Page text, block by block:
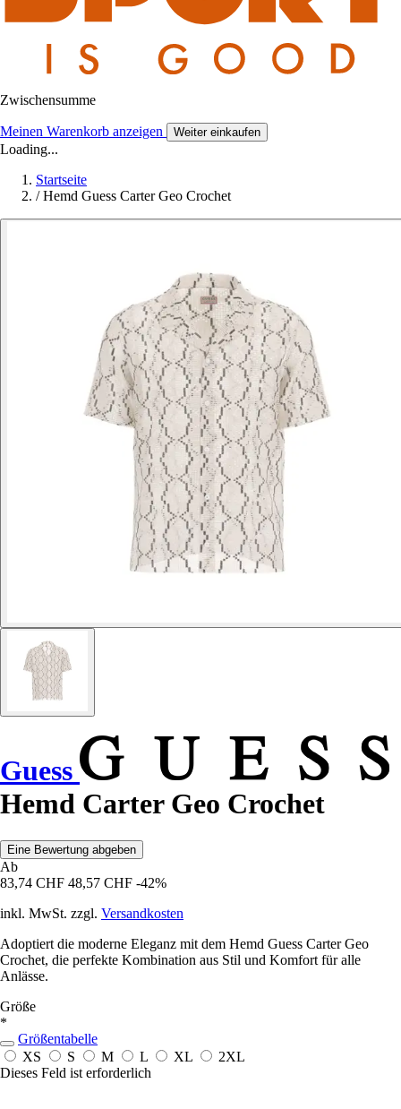
Zwischensumme
Meinen Warenkorb anzeigen Weiter einkaufen
Loading...
Startseite
/ Hemd Guess Carter Geo Crochet
Guess
Hemd Carter Geo Crochet
Eine Bewertung abgeben
Ab
83,74 CHF 48,57 CHF -42%
inkl. MwSt. zzgl. Versandkosten
Adoptiert die moderne Eleganz mit dem Hemd Guess Carter Geo
Crochet, die perfekte Kombination aus Stil und Komfort für alle
Anlässe.
Größe
*
Größentabelle
XS
S M L XL
2XL
Dieses Feld ist erforderlich